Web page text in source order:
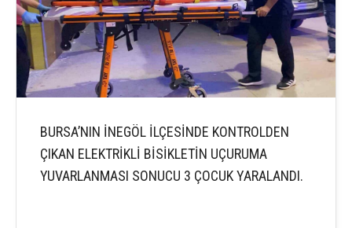
BURSA’NIN İNEGÖL İLÇESİNDE KONTROLDEN
ÇIKAN ELEKTRİKLİ BİSİKLETİN UÇURUMA
YUVARLANMASI SONUCU 3 ÇOCUK YARALANDI.